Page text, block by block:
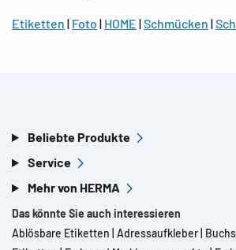
Etiketten | Foto | HOME |Schmücken |
Beliebte Produkte
Service
Mehr von HERMA
Das könnte Sie auch interessieren
Ablösbare Etiketten Adressaufkleber